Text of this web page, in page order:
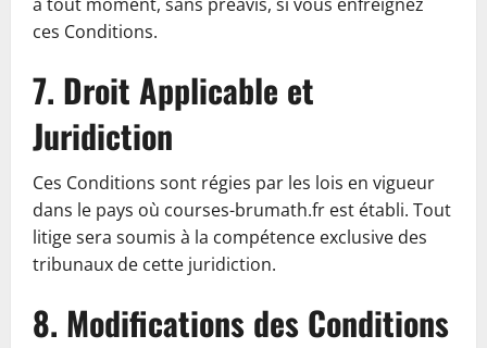
ces Conditions.
7. Droit Applicable et
Juridiction
Ces Conditions sont régies par les lois en vigueur
dans le pays où courses-brumath.fr est établi. Tout
litige sera soumis à la compétence exclusive des
tribunaux de cette juridiction.
8. Modifications des Conditions